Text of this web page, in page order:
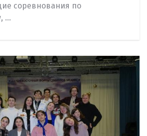
соревнования по
...